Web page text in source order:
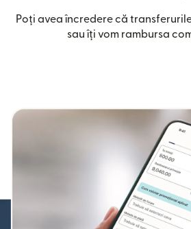
Poți avea încredere că
sau îți vom rambursa